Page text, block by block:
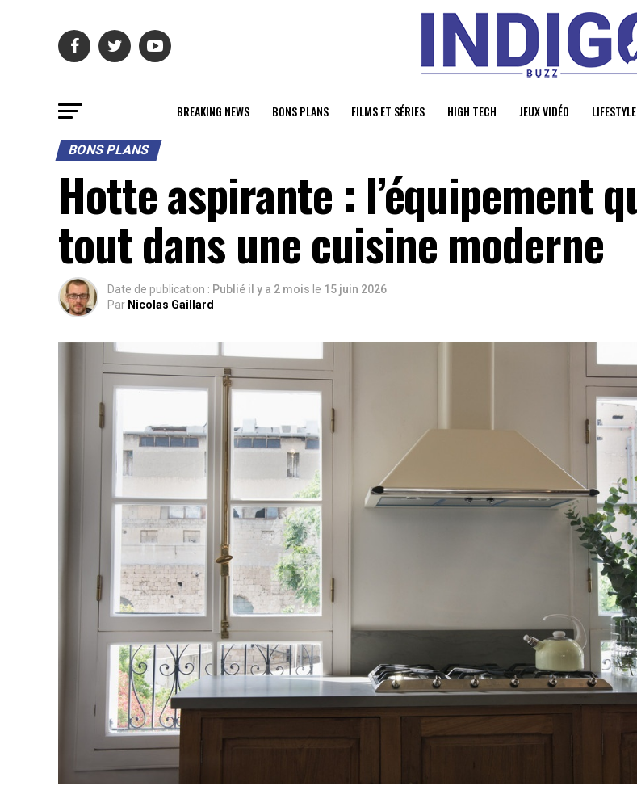
BREAKING NEWS BONS PLANS FILMS ET SÉRIES HIGH TECH JEUX VIDÉO LIFESTYLE
BONS PLANS
Hotte aspirante : l’équipement
tout dans une cuisine moderne
Date de publication : Publié il y a 2 mois le 15 juin 2026
Par Nicolas Gaillard